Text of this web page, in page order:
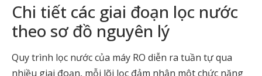
Chi tiết các giai đoạn lọc nước
theo sơ đồ nguyên lý
Quy trình lọc nước của máy RO diễn ra tuần tự qua
nhiều giai đoạn, mỗi lõi lọc đảm nhận một chức năng